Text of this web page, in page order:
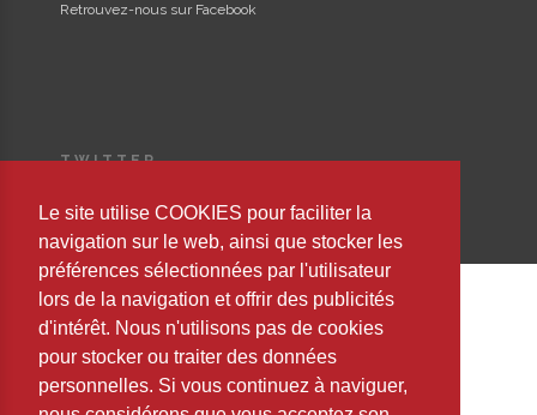
Le site utilise COOKIES pour faciliter la
navigation sur le web, ainsi que stocker les
préférences sélectionnées par l'utilisateur
lors de la navigation et offrir des publicités
d'intérêt. Nous n'utilisons pas de cookies
pour stocker ou traiter des données
personnelles. Si vous continuez à naviguer,
Retrouvez-nous sur Facebook
TWITTER
Copyright © 2023 Editorial Safeliz, S.L. All Rights Reserved